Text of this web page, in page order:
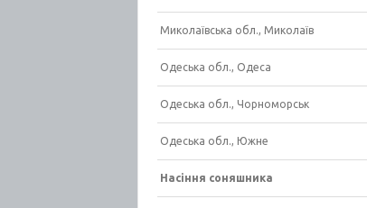
Миколаївська обл., Миколаїв
Одеська обл., Одеса
Одеська обл., Чорноморськ
Одеська обл., Южне
Насіння соняшника